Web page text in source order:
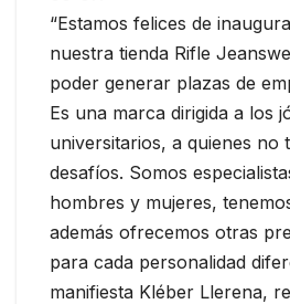
“Estamos felices de
nuestra tienda Rifle
poder generar plazas de
Es una marca dirigida a los
universitarios, a quienes no
desafíos. Somos
hombres y mujeres,
además ofrecemos otras
para cada personalidad
manifiesta Kléber Llerena,